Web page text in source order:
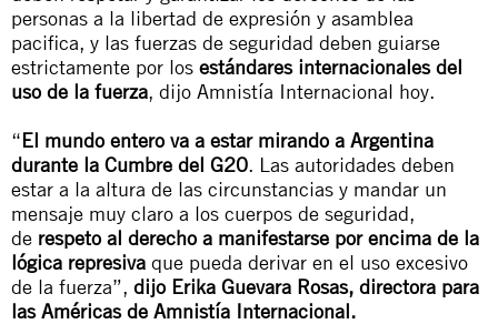
personas a la libertad de expresión y asamblea
pacifica, y las fuerzas de seguridad deben guiarse
estrictamente por los estándares internacionales del
uso de la fuerza, dijo Amnistía Internacional hoy.
“El mundo entero va a estar mirando a Argentina
durante la Cumbre del G20. Las autoridades deben
estar a la altura de las circunstancias y mandar un
mensaje muy claro a los cuerpos de seguridad,
de respeto al derecho a manifestarse por encima de la
lógica represiva que pueda derivar en el uso excesivo
de la fuerza”, dijo Erika Guevara Rosas, directora para
las Américas de Amnistía Internacional.